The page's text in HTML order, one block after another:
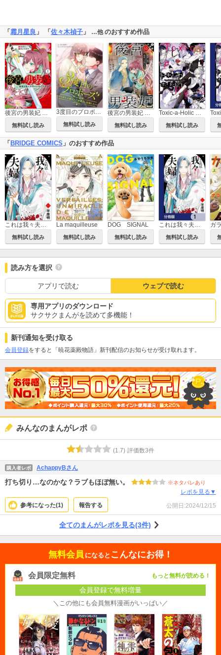
「霜月星良 」 「佐々木禎子 」 …他のおすすめ作品
後宮の男装妃 ～謎解き娘は皇帝のお気に入り～
無料試し読み
3度目のプロポーズ～やり直し令嬢はクズ御曹司と結婚したい～
無料試し読み
後宮の男装妃 ～謎解き娘は皇帝のお気に入り～ 分冊版
無料試し読み
Toxic-a-Holic トキシカホリック Alternate Episode
無料試し読み
「 BRIDGE COMICS 」のおすすめ作品
これは我々夫婦のことで、
無料試し読み
La maquilleuse
無料試し読み
DOG SIGNAL
無料試し読み
これは我々夫婦のことで、【分冊版】
無料試し読み
ガ
読み方を選択
アプリで読む ウェブで読む
専用アプリのダウンロード
サクサクまんがを読めて多機能！
新刊通知を受け取る
会員登録をすると「暁花薬殿物語」新刊配信のお知らせが受け取れます。
みんなのまんがレポ
(1.7) 評価数3件
購入者レポ AchappyBさん
打ち切り…なのかな？ラブもほぼ無い。 ※ネタバレあり
レポを見る▼
参考になった(1) 報告する 公開日:2024/12/15
全てのまんがレポを見る(3件)
無料会員 になると こんなにお得！
会員限定無料 もっと無料が読める！
会員登録で無料増量
＼この他にも会員無料漫画がいっぱい／